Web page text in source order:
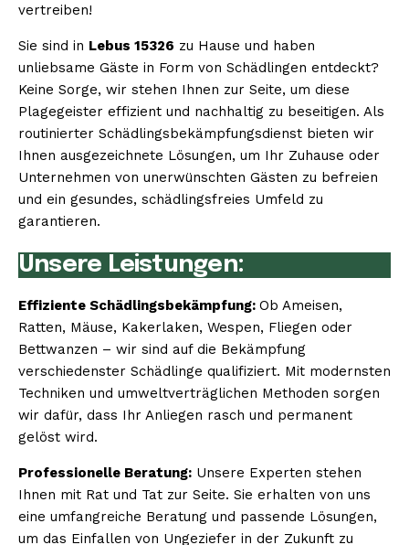
vertreiben!
Sie sind in Lebus 15326 zu Hause und haben
unliebsame Gäste in Form von Schädlingen entdeckt?
Keine Sorge, wir stehen Ihnen zur Seite, um diese
Plagegeister effizient und nachhaltig zu beseitigen. Als
routinierter Schädlingsbekämpfungsdienst bieten wir
Ihnen ausgezeichnete Lösungen, um Ihr Zuhause oder
Unternehmen von unerwünschten Gästen zu befreien
und ein gesundes, schädlingsfreies Umfeld zu
garantieren.
Unsere Leistungen:
Effiziente Schädlingsbekämpfung: Ob Ameisen,
Ratten, Mäuse, Kakerlaken, Wespen, Fliegen oder
Bettwanzen – wir sind auf die Bekämpfung
verschiedenster Schädlinge qualifiziert. Mit modernsten
Techniken und umweltverträglichen Methoden sorgen
wir dafür, dass Ihr Anliegen rasch und permanent
gelöst wird.
Professionelle Beratung: Unsere Experten stehen
Ihnen mit Rat und Tat zur Seite. Sie erhalten von uns
eine umfangreiche Beratung und passende Lösungen,
um das Einfallen von Ungeziefer in der Zukunft zu